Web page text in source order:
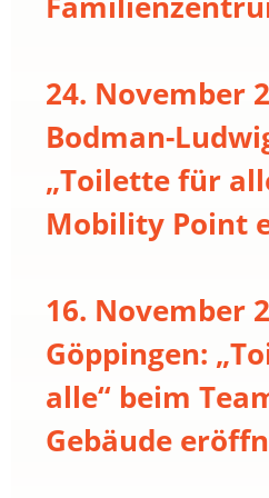
24. November
Bodman-
„Toilette für
Mobility Point
16. November
Göppingen:
alle“ beim
Gebäude